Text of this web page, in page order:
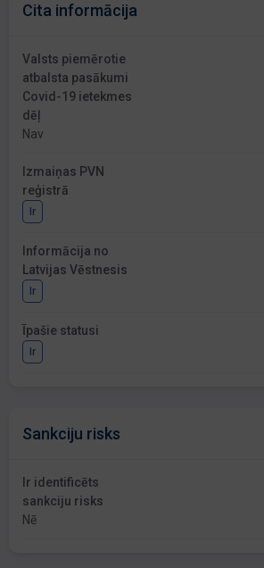
Cita informācija
Valsts piemērotie
atbalsta pasākumi
Covid-19 ietekmes
dēļ
Nav
Izmaiņas PVN
reģistrā
Ir
Informācija no
Latvijas Vēstnesis
Ir
Īpašie statusi
Ir
Sankciju risks
Ir identificēts
sankciju risks
Nē